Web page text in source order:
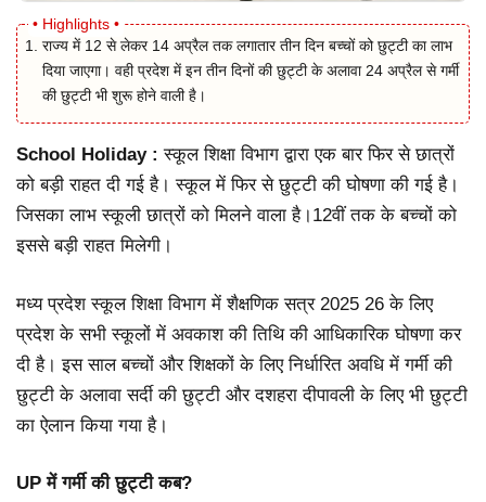
राज्य में 12 से लेकर 14 अप्रैल तक लगातार तीन दिन बच्चों को छुट्टी का लाभ
दिया जाएगा। वही प्रदेश में इन तीन दिनों की छुट्टी के अलावा 24 अप्रैल से गर्मी
की छुट्टी भी शुरू होने वाली है।
School Holiday :स्कूल शिक्षा विभाग द्वारा एक बार फिर से छात्रों
को बड़ी राहत दी गई है। स्कूल में फिर से छुट्टी की घोषणा की गई है।
जिसका लाभ स्कूली छात्रों को मिलने वाला है।12वीं तक के बच्चों को
इससे बड़ी राहत मिलेगी।
मध्य प्रदेश स्कूल शिक्षा विभाग में शैक्षणिक सत्र 2025 26 के लिए
प्रदेश के सभी स्कूलों में अवकाश की तिथि की आधिकारिक घोषणा कर
दी है। इस साल बच्चों और शिक्षकों के लिए निर्धारित अवधि में गर्मी की
छुट्टी के अलावा सर्दी की छुट्टी और दशहरा दीपावली के लिए भी छुट्टी
का ऐलान किया गया है।
UP में गर्मी की छुट्टी कब?